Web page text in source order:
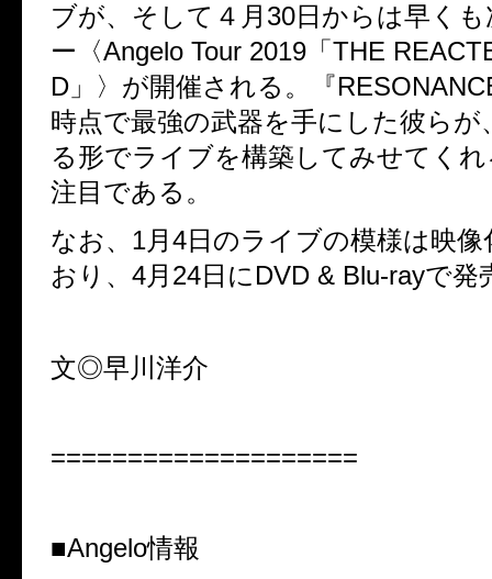
ブが、そして４月 30日からは早く
ー〈Angelo Tour 2019 「 THE
D 」〉が開催される。『
時点で最強の武器を手にした彼らが
る形でライブを構築してみせてく
注目である。
なお、1月4日のライブの模様は映
おり、4月24日にDVD & Blu-rayで発
文◎早川洋介
====================
■Angelo情報